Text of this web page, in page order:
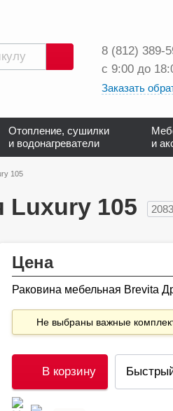
Поиск
8 (812)
с 9:00 до
Заказать
Отопление, сушилки
и водонагреватели
и
105
Luxury 105
Цена
Раковина мебельная Brevita
Не выбраны важные
В корзину